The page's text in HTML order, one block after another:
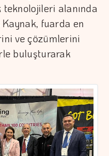
alanında
fuarda en
ve çözümlerini
buluşturarak